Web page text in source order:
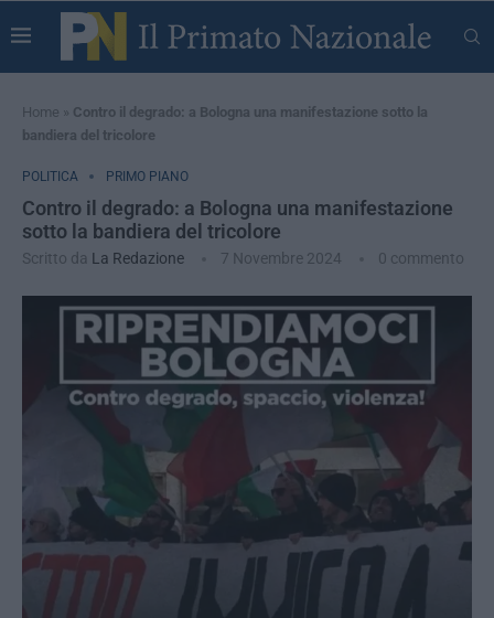
Home » Contro il degrado: a Bologna una manifestazione sotto la
bandiera del tricolore
POLITICA PRIMO PIANO
Contro il degrado: a Bologna una manifestazione
sotto la bandiera del tricolore
Scritto da La Redazione 7 Novembre 2024 0 commento